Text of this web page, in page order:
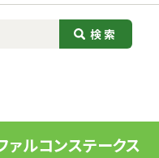
ァルコンステークス